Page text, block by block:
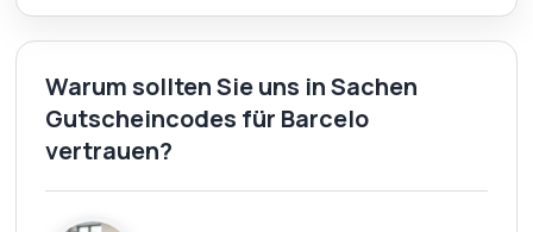
Warum sollten Sie uns in Sachen
Gutscheincodes für Barcelo
vertrauen?